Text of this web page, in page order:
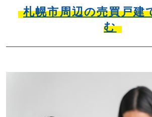
札幌市周辺の売買戸建
む